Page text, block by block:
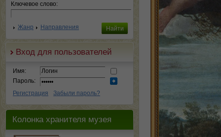
Ключевое слово:
Жанр Направления
Вход для пользователей
Имя:
Пароль:
Регистрация
Забыли пароль?
Колонка хранителя музея